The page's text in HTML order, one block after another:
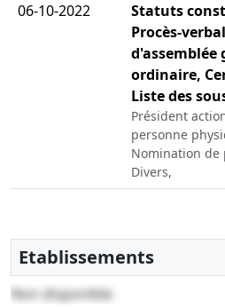
06-10-2022
Statuts
Procès-verbal
d'assemblée
ordinaire,
Liste des
Président
personne
Nomination de
Divers,
Etablissements
Non disponible